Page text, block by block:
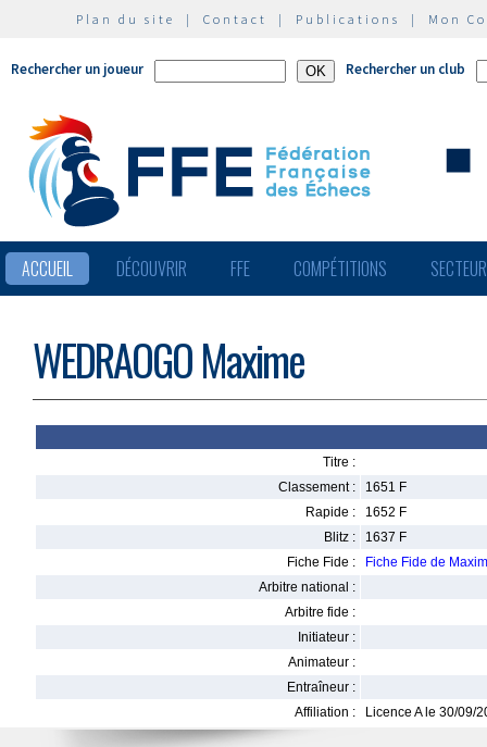
Plan du site | Contact | Publications | Mon
Rechercher un joueur Rechercher un club
ACCUEIL DÉCOUVRIR FFE COMPÉTITIONS
WEDRAOGO Maxime
Titre :
Classement :
1651 F
Rapide :
1652 F
Blitz :
1637 F
Fiche Fide :
Fiche Fide de
Arbitre national :
Arbitre fide :
Initiateur :
Animateur :
Entraîneur :
Affiliation :
Licence A le 30/09/